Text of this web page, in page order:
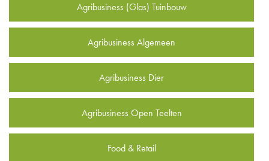
Agribusiness (Glas) Tuinbouw
Agribusiness Algemeen
Agribusiness Dier
Agribusiness Open Teelten
Food & Retail